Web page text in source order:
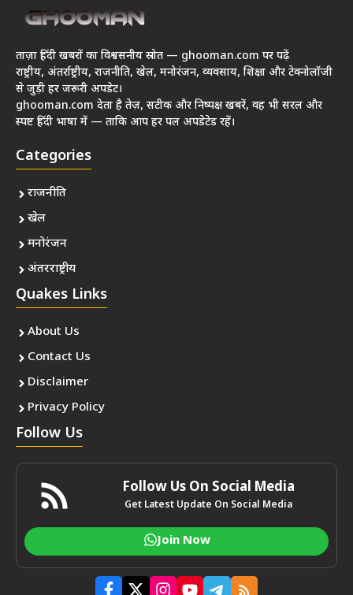
ताज़ा हिंदी खबरों का विश्वसनीय स्रोत — ghooman.com पर पढ़ें
राष्ट्रीय, अंतर्राष्ट्रीय, राजनीति, खेल, मनोरंजन, व्यवसाय, शिक्षा और टेक्नोलॉजी
से जुड़ी हर जरूरी अपडेट।
ghooman.com देता है तेज़, सटीक और निष्पक्ष खबरें, वह भी सरल और
स्पष्ट हिंदी भाषा में — ताकि आप हर पल अपडेटेड रहें।
Categories
राजनीति
खेल
मनोरंजन
अंतरराष्ट्रीय
Quakes Links
About Us
Contact Us
Disclaimer
Privacy Policy
Follow Us
Follow Us On Social Media
Get Latest Update On Social Media
Join Now